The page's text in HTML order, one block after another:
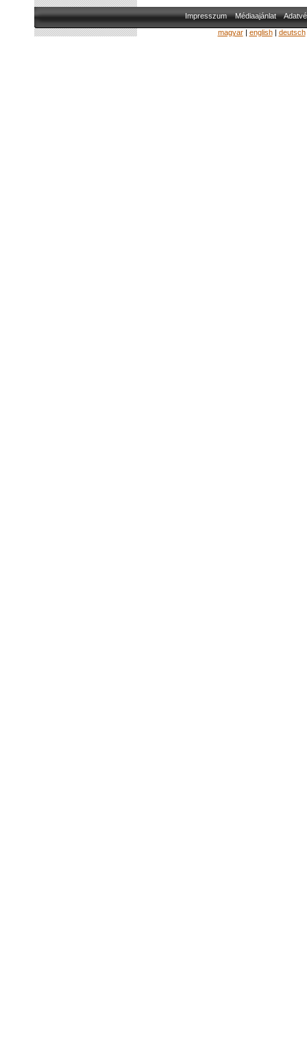
Impresszum Médiaajánlat
magyar| english| deutsch